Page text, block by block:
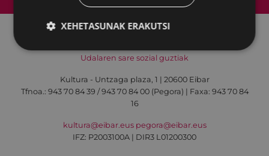
Lege-oharra
Cookien politika
Udalaren sare sozial guztiak
Kultura - Untzaga plaza, 1 | 20600 Eibar
Tfnoa.: 943 70 84 39 / 943 70 84 00 (Pegora) | Faxa: 943 70 84
16
kultura@eibar.eus pegora@eibar.eus
IFZ: P2003100A | DIR3 L01200300
XEHETASUNAK ERAKUTSI